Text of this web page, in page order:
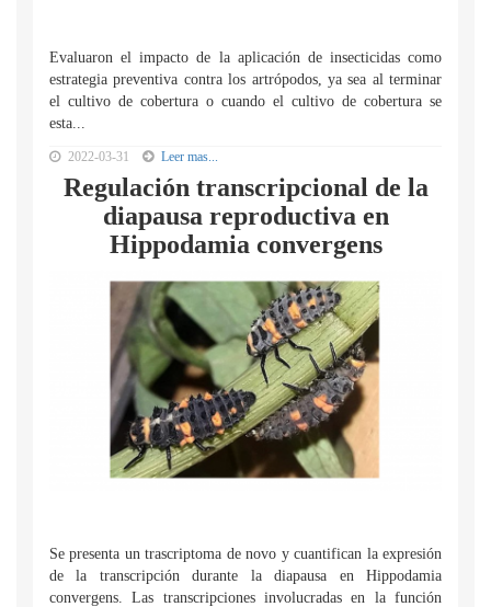
Evaluaron el impacto de la aplicación de insecticidas como
estrategia preventiva contra los artrópodos, ya sea al terminar
el cultivo de cobertura o cuando el cultivo de cobertura se
esta...
2022-03-31 Leer mas...
Regulación transcripcional de la
diapausa reproductiva en
Hippodamia convergens
Se presenta un trascriptoma de novo y cuantifican la expresión
de la transcripción durante la diapausa en Hippodamia
convergens. Las transcripciones involucradas en la función